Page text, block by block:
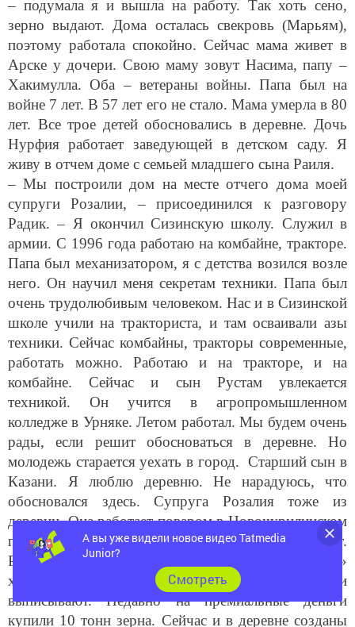
зерно выдают. Дома осталась свекровь (Марьям),
поэтому работала спокойно. Сейчас мама живет в
Арске у дочери. Свою маму зовут Насима, папу –
Хакимулла. Оба – ветераны войны. Папа был на
войне 7 лет. В 57 лет его не стало. Мама умерла в 80
лет. Все трое детей обосновались в деревне. Дочь
Нурфия работает заведующей в детском саду. Я
живу в отчем доме с семьей младшего сына Раиля.
– Мы построили дом на месте отчего дома моей
супруги Розалии, – присоединился к разговору
Радик. – Я окончил Сизинскую школу. Служил в
армии. С 1996 года работаю на комбайне, тракторе.
Папа был механизатором, я с детства возился возле
него. Он научил меня секретам техники. Папа был
очень трудолюбивым человеком. Нас и в Сизинской
школе учили на тракториста, и там осваивали азы
техники. Сейчас комбайны, тракторы современные,
работать можно. Работаю и на тракторе, и на
комбайне. Сейчас и сын Рустам увлекается
техникой. Он учится в агропромышленном
колледже в Урняке. Летом работал. Мы будем очень
рады, если решит обосноваться в деревне. Но
молодежь старается уехать в город. Старший сын в
Казани. Я люблю деревню. Не нарадуюсь, что
обосновался здесь. Супруга Розалия тоже из
деревни. Она работает поваром в Новочурилинском
психоневрологическом интернате. Держим скот.
Руководство общества «Агрокомплекс «Ак Барс»
хорошо относится к работникам. И премии
выписывают. Недавно на премиальные деньги
купили 10 тонн зерна. Сейчас и в деревне созданы
А вы уже видели новое видео Tatmedia
Junior?
Cмотреть